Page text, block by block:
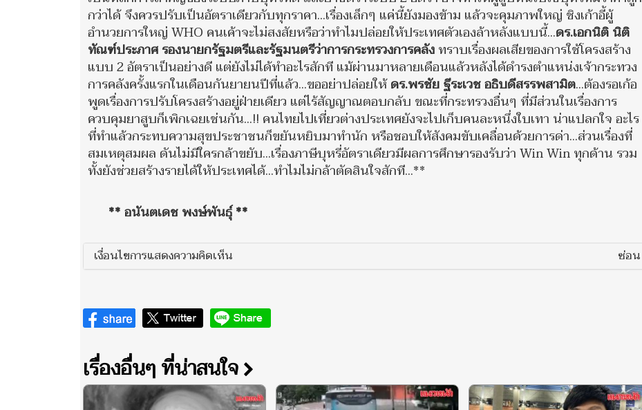
กว่าได้ จึงควรปรับเป็นอัตราเดียวกับทุกราคา…เรื่องเล็กๆ แค่นี้ยังมองข้าม แล้วจะคุมภาพใหญ่ ชิงเก้าอี้ผู้
อำนวยการใหญ่ WHO คนเค้าจะไม่สงสัยหรือว่าทำไมปล่อยให้ประเทศตัวเองล้าหลังแบบนี้...ดร.เอกนิติ นิติ
ทัณฑ์ประภาศ รองนายกรัฐมตรีและรัฐมนตรีว่าการกระทรวงการคลังทราบเรื่องผลเสียของการใช้โครงสร้าง
แบบ 2 อัตราเป็นอย่างดี แต่ยังไม่ได้ทำอะไรสักที แม้ผ่านมาหลายเดือนแล้วหลังได้ดำรงตำแหน่งเจ้ากระทวง
การคลังครั้งแรกในเดือนกันยายนปีที่แล้ว...ขออย่าปล่อยให้ดร.พรชัย ฐีระเวช อธิบดีสรรพสามิต...ต้องรอเก้อ
พูดเรื่องการปรับโครงสร้างอยู่ฝ่ายเดียว แต่ไร้สัญญาณตอบกลับ ขณะที่กระทรวงอื่นๆ ที่มีส่วนในเรื่องการ
ควบคุมยาสูบก็เพิกเฉยเช่นกัน...!! คนไทยไปเที่ยวต่างประเทศยังจะไปเก็บคนละหนึ่งใบเทา น่าแปลกใจ อะไร
ที่ทำแล้วกระทบความสุขประชาชนก็ขยันหยิบมาทำนัก หรือชอบให้สังคมขับเคลื่อนด้วยการด่า...ส่วนเรื่องที่
สมเหตุสมผล ดันไม่มีใครกล้าขยับ...เรื่องภาษีบุหรี่อัตราเดียวมีผลการศึกษารองรับว่า Win Win ทุกด้าน รวม
ทั้งยังช่วยสร้างรายได้ให้ประเทศได้...ทำไมไม่กล้าตัดสินใจสักที...**
** อนันตเดช พงษ์พันธุ์ **
เงื่อนไขการแสดงความคิดเห็น ซ่อน
เรื่องอื่นๆ ที่น่าสนใจ